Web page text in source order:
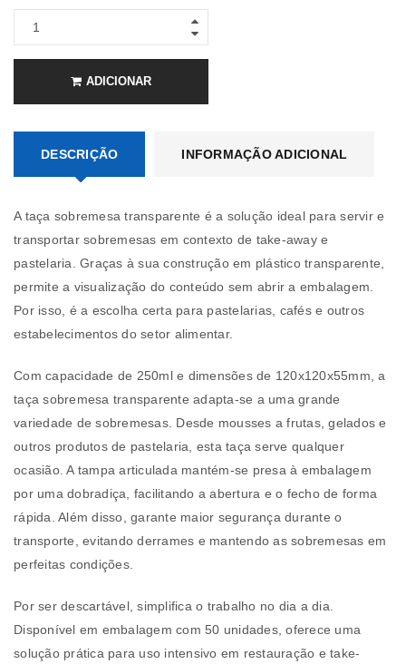
ADICIONAR
DESCRIÇÃO INFORMAÇÃO ADICIONAL
A taça sobremesa transparente é a solução ideal para servir e
transportar sobremesas em contexto de take-away e
pastelaria. Graças à sua construção em plástico transparente,
permite a visualização do conteúdo sem abrir a embalagem.
Por isso, é a escolha certa para pastelarias, cafés e outros
estabelecimentos do setor alimentar.
Com capacidade de 250ml e dimensões de 120x120x55mm, a
taça sobremesa transparente adapta-se a uma grande
variedade de sobremesas. Desde mousses a frutas, gelados e
outros produtos de pastelaria, esta taça serve qualquer
ocasião. A tampa articulada mantém-se presa à embalagem
por uma dobradiça, facilitando a abertura e o fecho de forma
rápida. Além disso, garante maior segurança durante o
transporte, evitando derrames e mantendo as sobremesas em
perfeitas condições.
Por ser descartável, simplifica o trabalho no dia a dia.
Disponível em embalagem com 50 unidades, oferece uma
solução prática para uso intensivo em restauração e take-